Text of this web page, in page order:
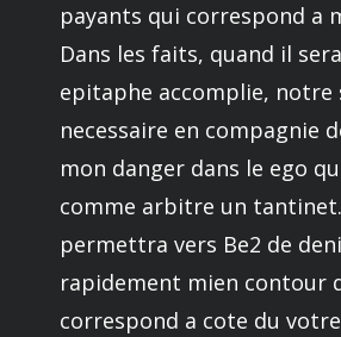
payants qui correspond a
Dans les faits, quand il
epitaphe accomplie, notre
necessaire en compagnie
mon danger dans le ego
comme arbitre un tantinet.
permettra vers Be2 de
rapidement mien contour
correspond a cote du